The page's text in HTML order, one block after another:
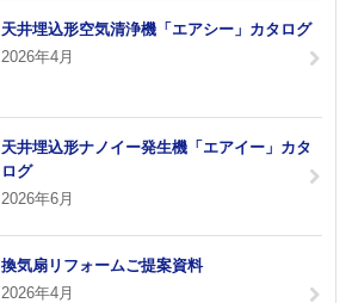
天井埋込形空気清浄機「エアシー」カタログ
2026年4月
天井埋込形ナノイー発生機「エアイー」カタ
ログ
2026年6月
換気扇リフォームご提案資料
2026年4月